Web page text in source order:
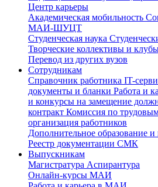
Центр карьеры
Академическая мобильность
МАИ-ШУЦТ
Студенческая наука
Творческие коллективы и
Перевод из других вузов
Сотрудникам
Cправочник работника IT-
документы и бланки Работа и
и конкурсы на замещение
контракт Комиссия по
организация работников
Дополнительное образование
Реестр документации СМК
Выпускникам
Магистратура Аспирантура
Онлайн-курсы МАИ